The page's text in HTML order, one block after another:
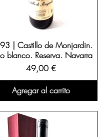
| Castillo de Monjardin.
blanco. Reserva. Navarra
Precio
49,00 €
Agregar al carrito